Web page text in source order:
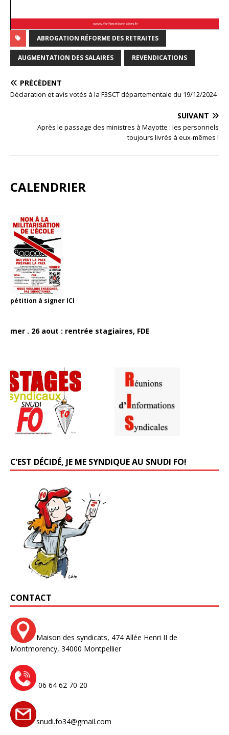
ABROGATION RÉFORME DES RETRAITES
AUGMENTATION DES SALAIRES REVENDICATIONS
PRÉCÉDENT
Déclaration et avis votés à la F3SCT départementale du 19/12/2024
SUIVANT
Après le passage des ministres à Mayotte : les personnels
toujours livrés à eux-mêmes !
CALENDRIER
pétition à signer ICI
mer . 26 aout : rentrée stagiaires, FDE
C’EST DÉCIDÉ, JE ME SYNDIQUE AU SNUDI FO!
CONTACT
Maison des syndicats, 474 Allée Henri II de
Montmorency, 34000 Montpellier
06 64 62 70 20
snudi.fo34@gmail.com